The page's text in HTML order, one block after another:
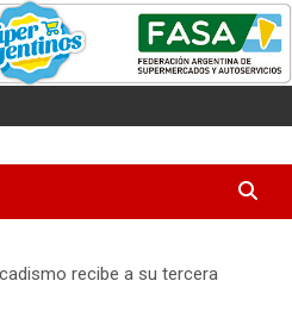
recibe a su tercera